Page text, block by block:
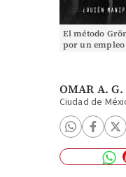
El método
por un empleo
OMAR A. G.
Ciudad de